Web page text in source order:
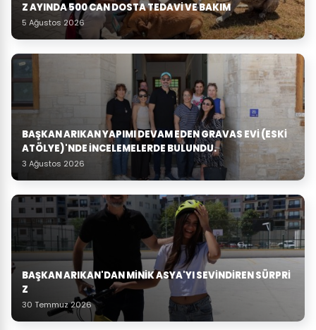
Z AYINDA 500 CAN DOSTA TEDAVI VE BAKIM
5 Ağustos 2026
BAŞKAN ARIKAN YAPIMI DEVAM EDEN GRAVAS EVI (ESKI
ATÖLYE)'NDE İNCELEMELERDE BULUNDU.
3 Ağustos 2026
BAŞKAN ARIKAN'DAN MINIK ASYA'YI SEVINDIREN SÜRPRI
Z
30 Temmuz 2026